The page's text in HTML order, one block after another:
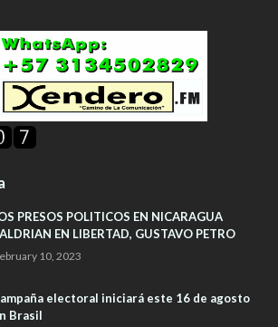
PRESOS POLITICOS EN NICARAGUA
EN LIBERTAD, GUSTAVO PETRO
10, 2023
electoral iniciará este 16 de agosto
Brasil